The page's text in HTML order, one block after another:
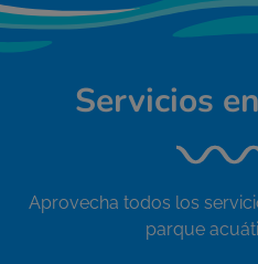
Servicios
Aprovecha todos los
parque